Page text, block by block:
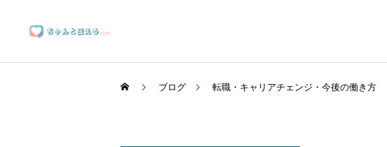
ブログ 転職・キャリアチェンジ・今後の働き方